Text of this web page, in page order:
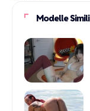
Modelle Simili